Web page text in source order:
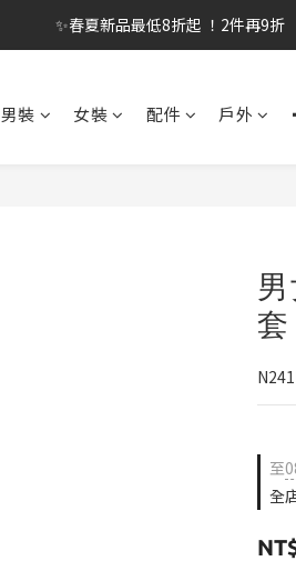
✨春夏新品最低8折起 ！2件再9折
✨春夏新品最低8折起 ！2件再9折
✨購買指定後背包送好運鑰匙圈 (贈完
男裝 女裝 配件 戶外
至
全